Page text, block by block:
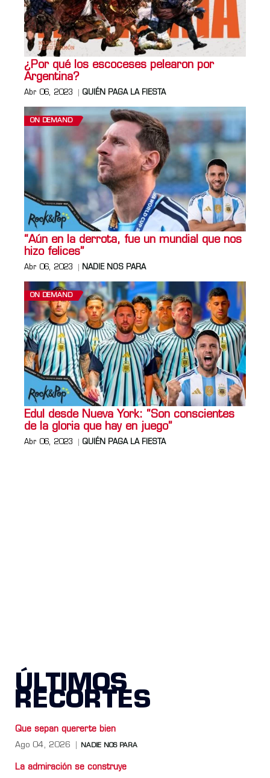
¿Por qué los escoceses pelearon por
Argentina?
Abr 06, 2023 QUIÉN PAGA LA FIESTA
ON DEMAND
“Aún en la derrota, fue un mundial que nos
hizo felices”
Abr 06, 2023 NADIE NOS PARA
ON DEMAND
Edul desde Nueva York: “Son conscientes
de la gloria que hay en juego”
Abr 06, 2023 QUIÉN PAGA LA FIESTA
ÚLTIMOS
RECORTES
Que sepan quererte bien
Ago 04, 2026 NADIE NOS PARA
La admiración se construye